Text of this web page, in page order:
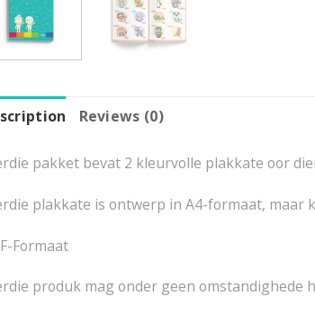
Reviews (0)
pakket bevat 2 kleurvolle plakkate oor
plakkate is ontwerp in A4-formaat, maar
Formaat
produk mag onder geen omstandighede